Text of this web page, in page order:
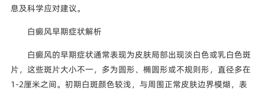
息及科学应对建议。
白癜风早期症状解析
白癜风的早期症状通常表现为皮肤局部出现淡白色或乳白色斑
片，这些斑片大小不一，多为圆形、椭圆形或不规则形，直径多在
1-2厘米之间。初期白斑颜色较浅，与周围正常皮肤边界模煳，表